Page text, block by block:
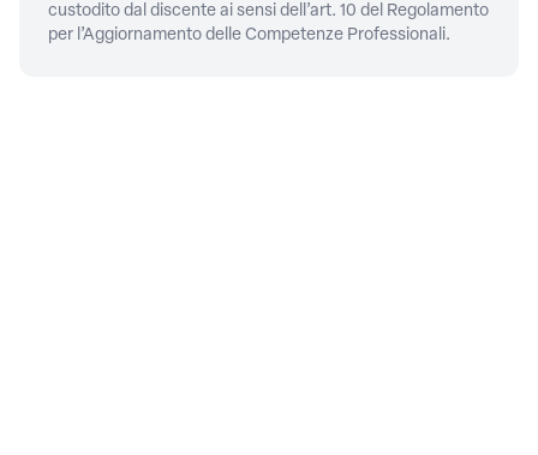
custodito dal discente ai sensi dell’art. 10 del Regolamento
per l’Aggiornamento delle Competenze Professionali.